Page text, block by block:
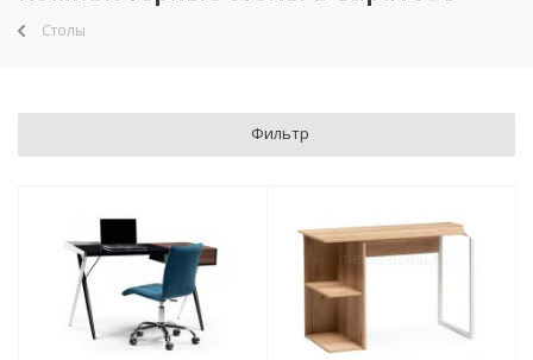
Столы
Фильтр